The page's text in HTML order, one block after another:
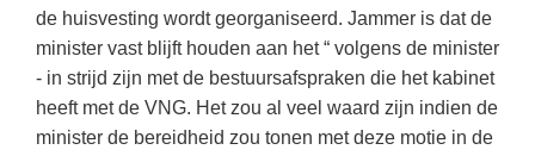
THEMA'S
Budgetteren
De boerderij
Geld VO
Geschiedenis
Maatschappijleer
de huisvesting wordt georganiseerd. Jammer is dat de
minister vast blijft houden aan het “ volgens de minister
- in strijd zijn met de bestuursafspraken die het kabinet
heeft met de VNG. Het zou al veel waard zijn indien de
minister de bereidheid zou tonen met deze motie in de